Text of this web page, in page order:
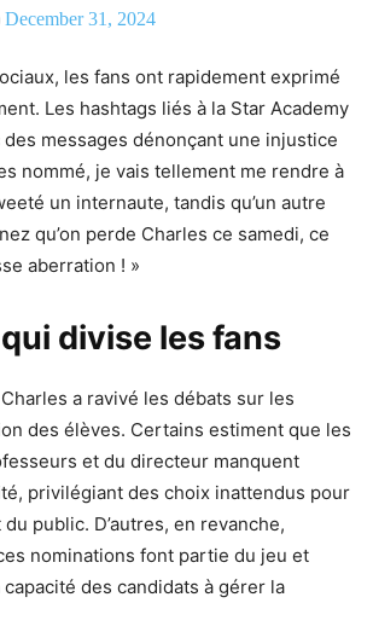
December 31, 2024
les fans ont rapidement exprimé
Les hashtags liés à la Star Academy
messages dénonçant une injustice
nommé, je vais tellement me rendre à
un internaute, tandis qu’un autre
qu’on perde Charles ce samedi, ce
aberration ! »
divise les fans
a ravivé les débats sur les
des élèves. Certains estiment que les
et du directeur manquent
privilégiant des choix inattendus pour
public. D’autres, en revanche,
nominations font partie du jeu et
capacité des candidats à gérer la